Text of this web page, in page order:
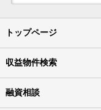
トップページ
収益物件検索
融資相談